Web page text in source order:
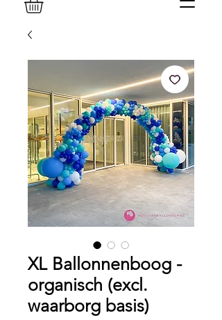
XL Ballonnenboog -
organisch (excl.
waarborg basis)